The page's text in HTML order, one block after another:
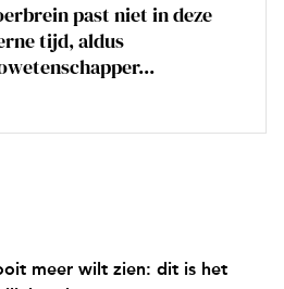
past niet in deze
tijd, aldus
meer wilt zien: dit is het